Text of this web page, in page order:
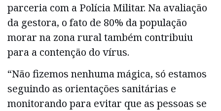
parceria com a Polícia Militar. Na avaliação
da gestora, o fato de 80% da população
morar na zona rural também contribuiu
para a contenção do vírus.
“Não fizemos nenhuma mágica, só estamos
seguindo as orientações sanitárias e
monitorando para evitar que as pessoas se